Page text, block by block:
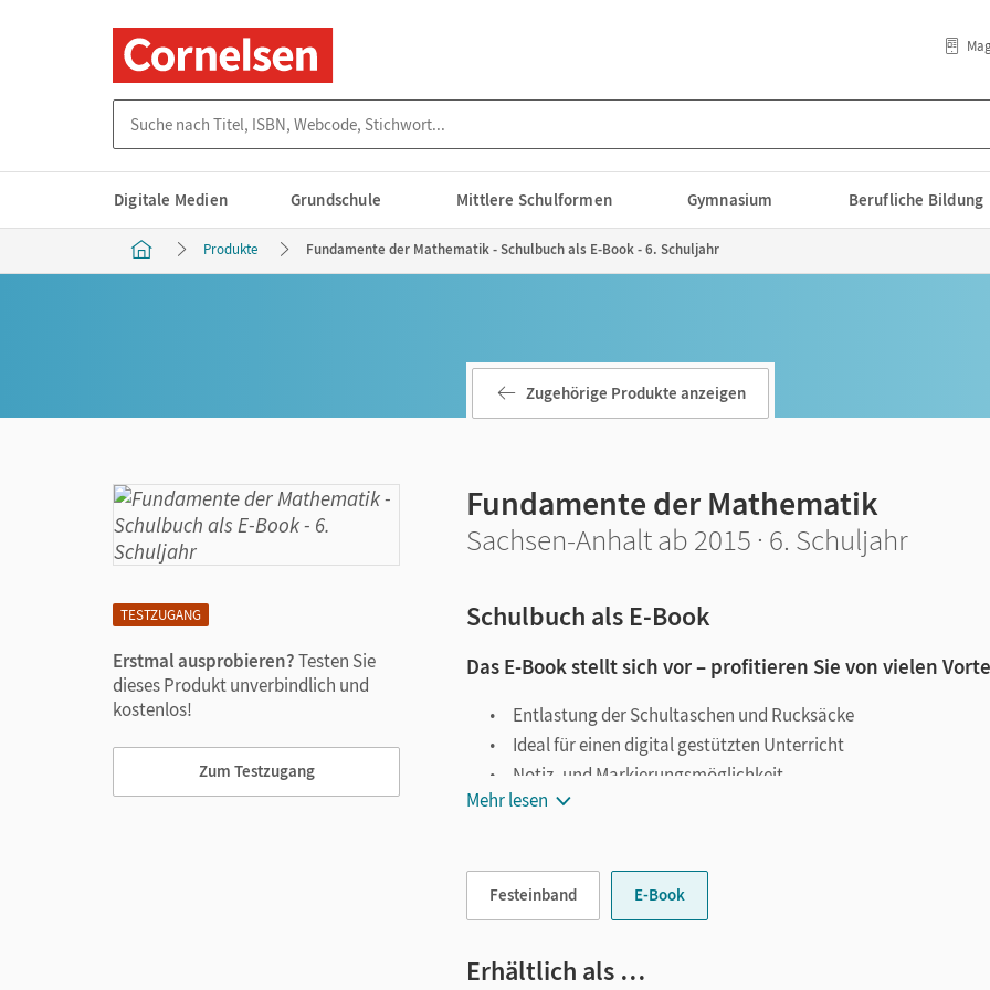
Digitale Medien Grundschule Mittlere Schulformen Gymnasium Berufliche Bildung
Produkte Fundamente der Mathematik - Schulbuch als E-Book - 6. Schuljahr
TESTZUGANG
Erstmal ausprobieren?Testen Sie
dieses Produkt unverbindlich und
kostenlos!
Zum Testzugang
Zugehörige Produkte anzeigen
Fundamente der Mathematik
Sachsen-Anhalt ab 2015 · 6. Schuljahr
Schulbuch als E-Book
Das E-Book stellt sich vor – profitieren Sie von vielen
Entlastung der Schultaschen und Rucksäcke
Ideal für einen digital gestützten Unterricht
Notiz- und Markierungsmöglichkeit
Jederzeit unkompliziert verfügbar
Notizen erstellen
Text ergänzen
Mehr lesen
Festeinband E-Book
Erhältlich als …